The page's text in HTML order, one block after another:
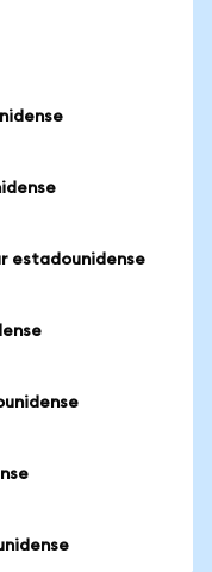
estadounidense